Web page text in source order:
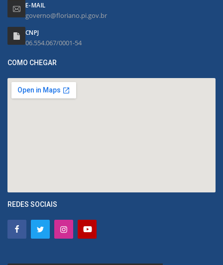
E-MAIL
governo@floriano.pi.gov.br
CNPJ
06.554.067/0001-54
COMO CHEGAR
REDES SOCIAIS